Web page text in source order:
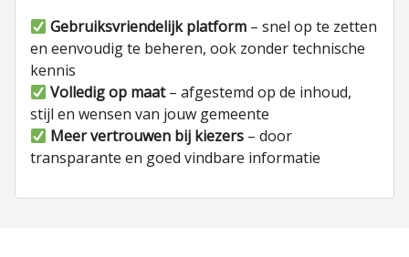
Gebruiksvriendelijk platform – snel op te zetten
en eenvoudig te beheren, ook zonder technische
kennis
Volledig op maat– afgestemd op de inhoud,
stijl en wensen van jouw gemeente
Meer vertrouwen bij kiezers – door
transparante en goed vindbare informatie